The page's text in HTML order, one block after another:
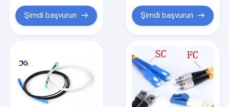
Şimdi başvurun Şimdi başvurun